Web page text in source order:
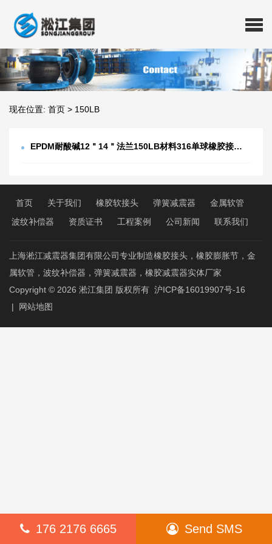
现在位置: 首页 > 150LB
EPDM耐酸碱12＂14＂法兰150LB材料316单球橡胶接头带负压导流筒
首页 关于我们 橡胶软接头 弹簧减震器
金属软管
波纹补偿器
资质证书 工程案例 公司新闻 联系我们
上海淞江减震器集团有限公司专业制造橡胶接头，橡胶膨胀节，金
属软管，波纹补偿器，弹簧减震器，橡胶减震器实体厂家
Copyright © 2026 淞江集团 版权所有 沪ICP备16019907号-16
|
网站地图
176 2176 6665 Send SMS